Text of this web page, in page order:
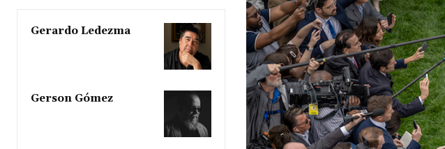
Gerardo Ledezma
Gerson Gómez